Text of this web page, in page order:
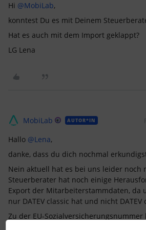
Hi @MobiLab,
konntest Du es mit Deinem
Hat es auch mit dem Import geklappt?
LG Lena
MobiLab AUTOR*IN
Hallo @Lena,
danke, dass du dich nochmal
Nein aktuell hat es bei uns leider noch
Steuerberater hat noch einige
Export der Mitarbeiterstammdaten, da
nur DATEV classic hat und nicht DATEV
Zu der EU-